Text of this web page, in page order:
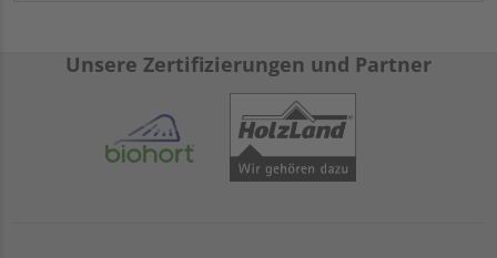
Unsere Zertifizierungen und Partner